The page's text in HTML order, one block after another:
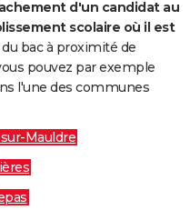
d'un candidat au
scolaire où il est
bac à proximité de
pouvez par exemple
l'une des communes
Mauldre